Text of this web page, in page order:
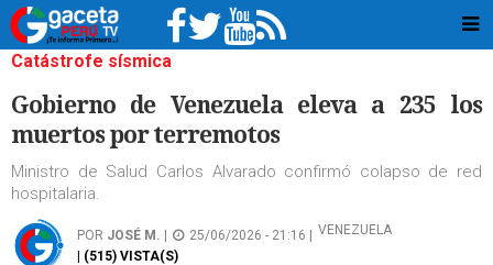
Catástrofe sísmica
Gobierno de Venezuela eleva a 235 los
muertos por terremotos
Ministro de Salud Carlos Alvarado confirmó colapso de red
hospitalaria.
POR JOSÉ M. 25/06/2026 - 21:16 |
VENEZUELA
| (515) VISTA(S)